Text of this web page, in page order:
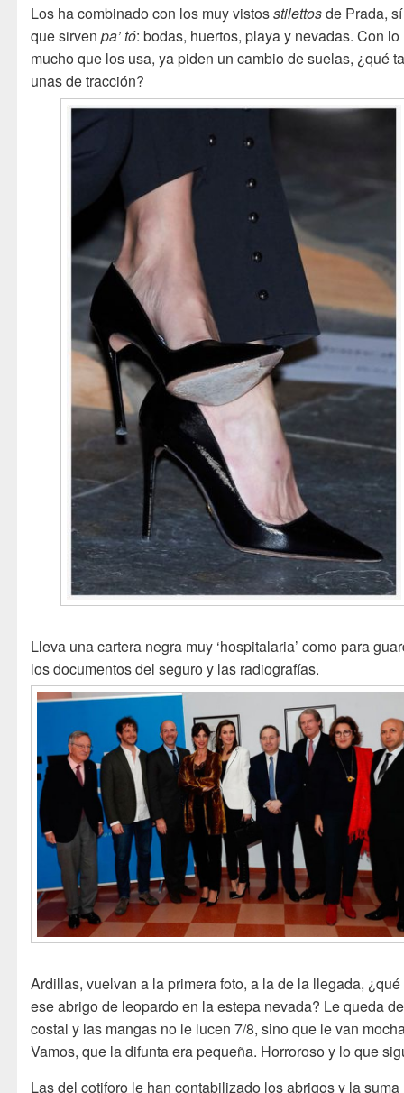
Los ha combinado con los muy vistosstilettosde Prada,
que sirvenpa’ tó: bodas, huertos, playa y nevadas. Con lo
mucho que los usa, ya piden un cambio de suelas, ¿qué
unas de tracción?
Lleva una cartera negra muy ‘hospitalaria’ como para
los documentos del seguro y las radiografías.
Ardillas, vuelvan a la primera foto, a la de la llegada,
ese abrigo de leopardo en la estepa nevada? Le queda de
costal y las mangas no le lucen 7/8, sino que le van
Vamos, que la difunta era pequeña. Horroroso y lo que
Las del cotiforo le han contabilizado los abrigos y la suma